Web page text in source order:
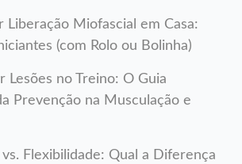
Liberação Miofascial em Casa:
(com Rolo ou Bolinha)
Lesões no Treino: O Guia
Prevenção na Musculação e
Flexibilidade: Qual a Diferença